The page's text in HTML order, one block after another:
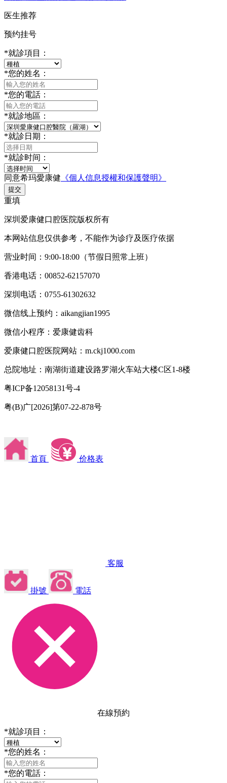
医生推荐
预约挂号
*就診項目：
*您的姓名：
*您的電話：
*就診地區：
*就診日期：
*就診时间：
同意希玛愛康健 《個人信息授權和保護聲明》
提交
重填
深圳爱康健口腔医院版权所有
本网站信息仅供参考，不能作为诊疗及医疗依据
营业时间：9:00-18:00（节假日照常上班）
香港电话：00852-62157070
深圳电话：0755-61302632
微信线上预约：aikangjian1995
微信小程序：爱康健齿科
爱康健口腔医院网站：m.ckj1000.com
总院地址：南湖街道建设路罗湖火车站大楼C区1-8楼
粤ICP备12058131号-4
粤(B)广[2026]第07-22-878号
首頁 价格表
客服
掛號 電話
在線預約
*就診項目：
*您的姓名：
*您的電話：